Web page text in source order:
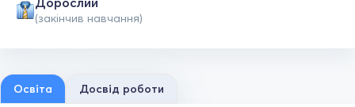
(закінчив навчання)
Освіта Досвід роботи